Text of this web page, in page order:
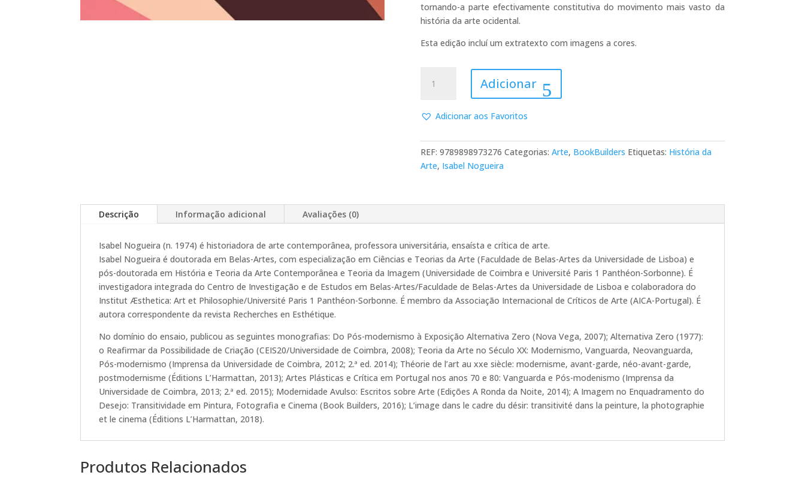
tornando-a parte efectivamente constitutiva do movimento mais vasto da
história da arte ocidental.
Esta edição incluí um extratexto com imagens a cores.
da
em
Portugal:
do
do
XX
Adicionar
Adicionar aos Favoritos
REF: 9789898973276 Categorias: Arte, BookBuilders Etiquetas: História da
Arte, Isabel Nogueira
Descrição Informação adicional Avaliações (0)
Isabel Nogueira (n. 1974) é historiadora de arte contemporânea, professora universitária, ensaísta e crítica de arte.
Isabel Nogueira é doutorada em Belas-Artes, com especialização em Ciências e Teorias da Arte (Faculdade de Belas-Artes da Universidade de Lisboa) e
pós-doutorada em História e Teoria da Arte Contemporânea e Teoria da Imagem (Universidade de Coimbra e Université Paris 1 Panthéon-Sorbonne). É
investigadora integrada do Centro de Investigação e de Estudos em Belas-Artes/Faculdade de Belas-Artes da Universidade de Lisboa e colaboradora do
Institut Æsthetica: Art et Philosophie/Université Paris 1 Panthéon-Sorbonne. É membro da Associação Internacional de Críticos de Arte (AICA-Portugal). É
autora correspondente da revista Recherches en Esthétique.
No domínio do ensaio, publicou as seguintes monografias: Do Pós-modernismo à Exposição Alternativa Zero (Nova Vega, 2007); Alternativa Zero (1977):
o Reafirmar da Possibilidade de Criação (CEIS20/Universidade de Coimbra, 2008); Teoria da Arte no Século XX: Modernismo, Vanguarda, Neovanguarda,
Pós-modernismo (Imprensa da Universidade de Coimbra, 2012; 2.ª ed. 2014); Théorie de l’art au xxe siècle: modernisme, avant-garde, néo-avant-garde,
postmodernisme (Éditions L’Harmattan, 2013); Artes Plásticas e Crítica em Portugal nos anos 70 e 80: Vanguarda e Pós-modenismo (Imprensa da
Universidade de Coimbra, 2013; 2.ª ed. 2015); Modernidade Avulso: Escritos sobre Arte (Edições A Ronda da Noite, 2014); A Imagem no Enquadramento do
Desejo: Transitividade em Pintura, Fotografia e Cinema (Book Builders, 2016); L’image dans le cadre du désir: transitivité dans la peinture, la photographie
et le cinema (Éditions L’Harmattan, 2018).
Produtos Relacionados